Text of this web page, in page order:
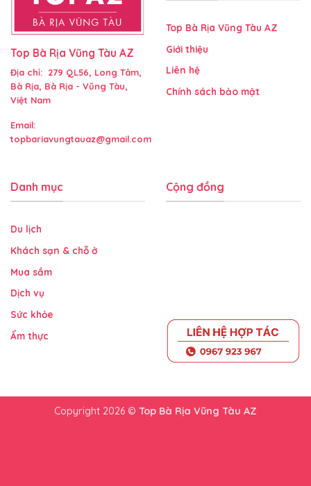
Top Bà Rịa Vũng Tàu AZ
Địa chỉ: 279 QL56, Long Tâm,
Bà Rịa, Bà Rịa - Vũng Tàu,
Việt Nam
Email:
topbariavungtauaz@gmail.com
Top Bà Rịa Vũng Tàu AZ
Giới thiệu
Liên hệ
Chính sách bảo mật
Danh mục
Du lịch
Khách sạn & chỗ ở
Mua sắm
Dịch vụ
Sức khỏe
Ẩm thực
Cộng đồng
Copyright 2026 © Top Bà Rịa Vũng Tàu AZ